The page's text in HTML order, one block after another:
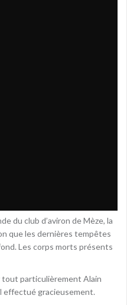
du club d’aviron de Mèze, la
que les dernières tempêtes
Les corps morts présents
tout particulièrement Alain
effectué gracieusement.